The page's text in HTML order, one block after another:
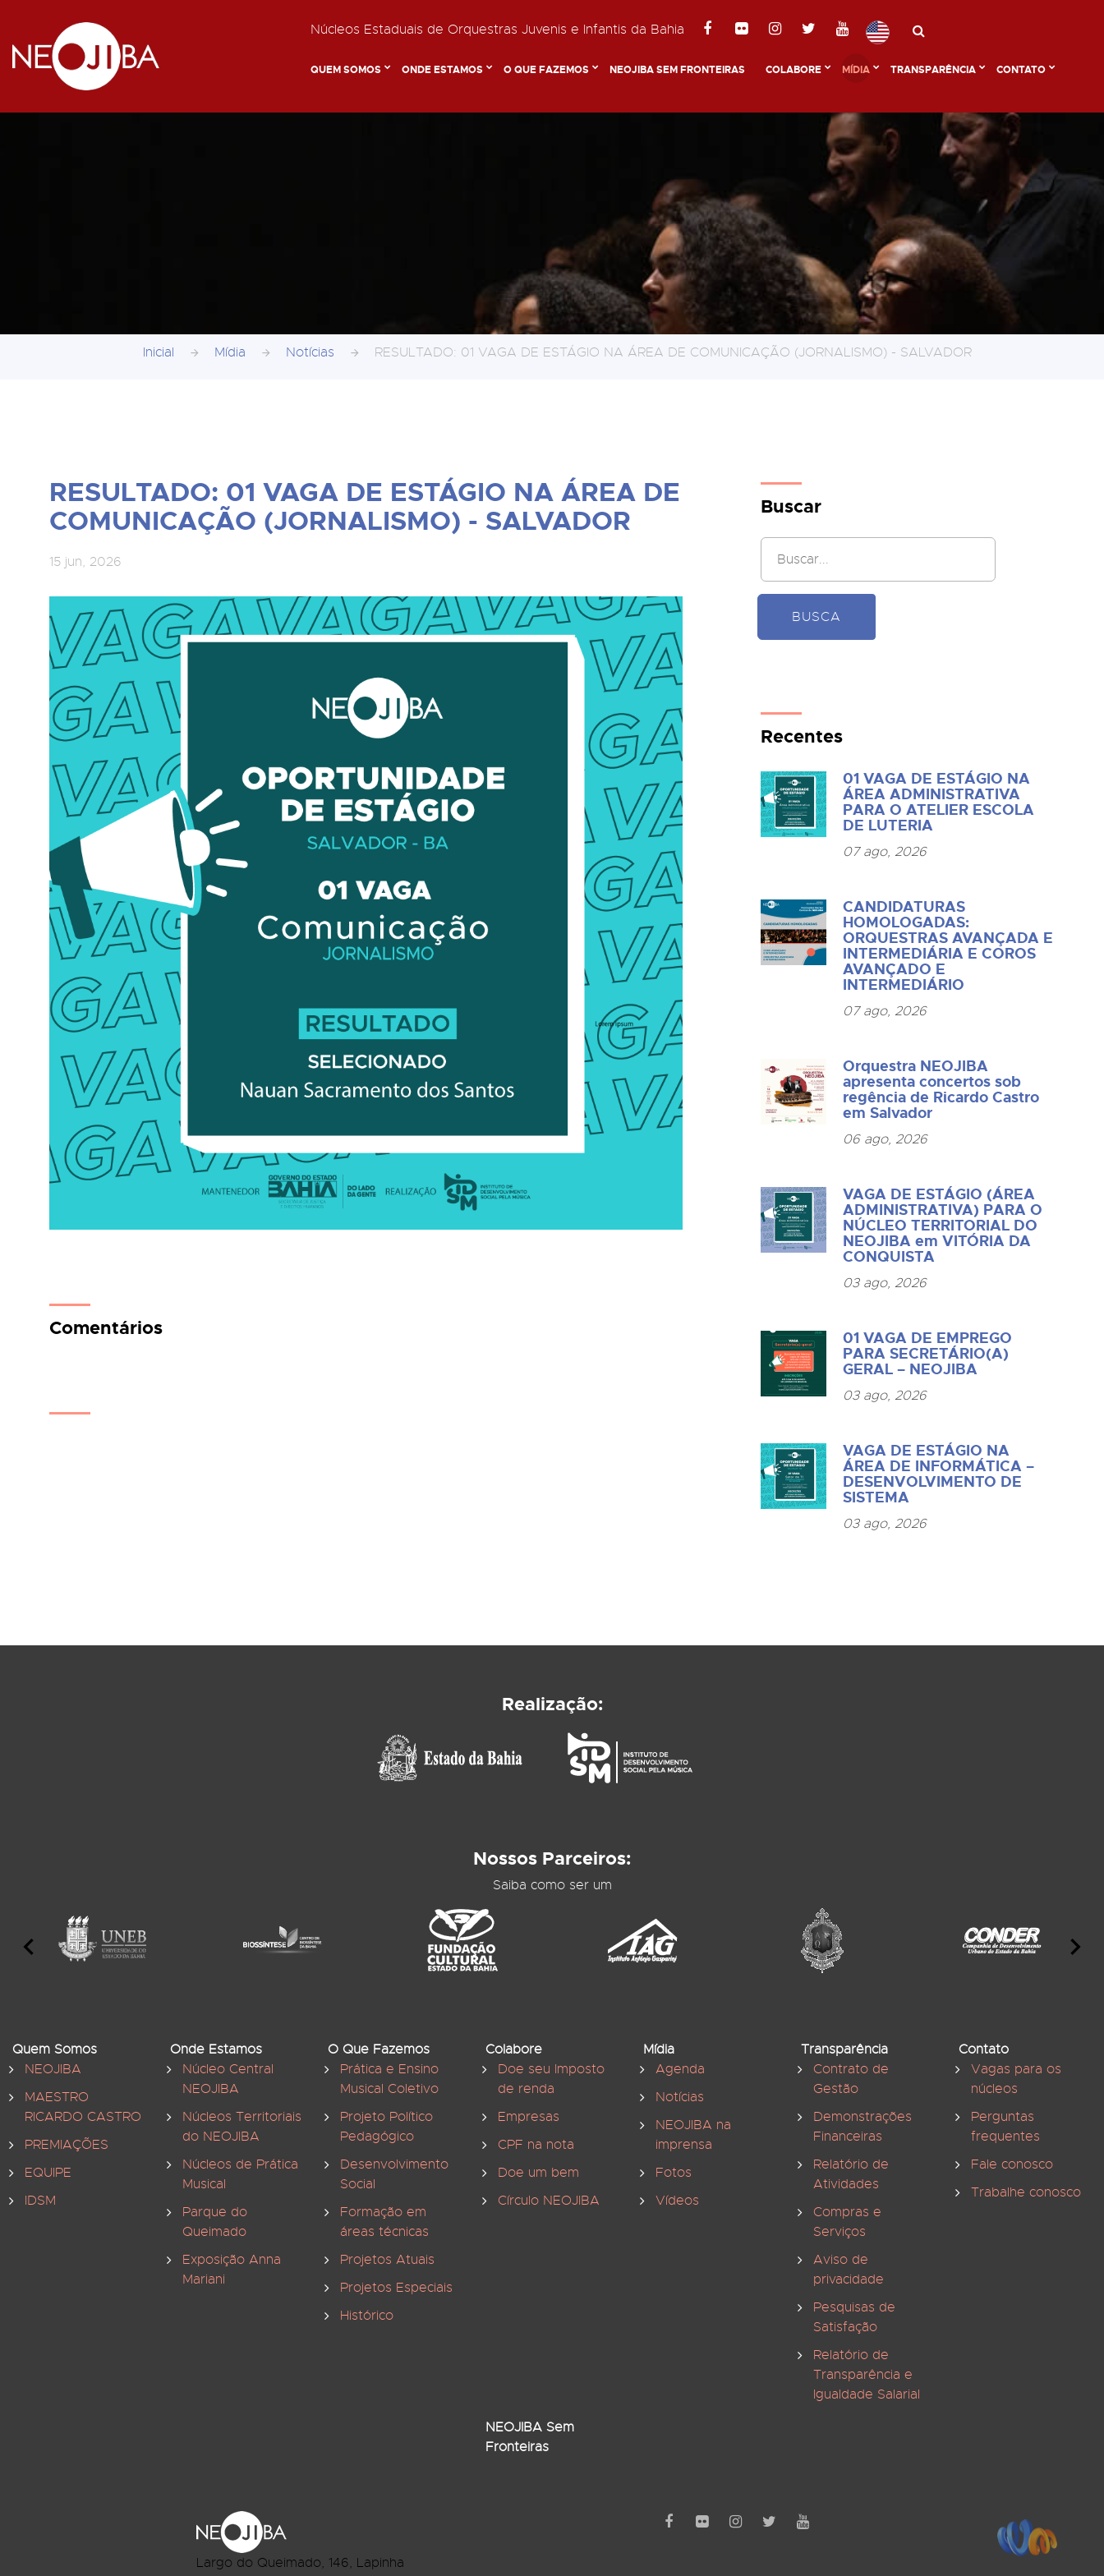
Núcleos Estaduais de Orquestras Juvenis e Infantis da Bahia
QUEM SOMOS ONDE ESTAMOS O QUE FAZEMOS NEOJIBA SEM FRONTEIRAS COLABORE MÍDIA TRANSPARÊNCIA CONTATO
Inicial Mídia Notícias RESULTADO: 01 VAGA DE ESTÁGIO NA ÁREA DE COMUNICAÇÃO (JORNALISMO) - SALVADOR
RESULTADO: 01 VAGA DE ESTÁGIO NA ÁREA DE
COMUNICAÇÃO (JORNALISMO) - SALVADOR
15 jun, 2026
Comentários
Buscar
BUSCA
Recentes
01 VAGA DE ESTÁGIO NA
ÁREA ADMINISTRATIVA
PARA O ATELIER ESCOLA
DE LUTERIA
07 ago, 2026
CANDIDATURAS
HOMOLOGADAS:
ORQUESTRAS AVANÇADA E
INTERMEDIÁRIA E COROS
AVANÇADO E
INTERMEDIÁRIO
07 ago, 2026
Orquestra NEOJIBA
apresenta concertos sob
regência de Ricardo Castro
em Salvador
06 ago, 2026
VAGA DE ESTÁGIO (ÁREA
ADMINISTRATIVA) PARA O
NÚCLEO TERRITORIAL DO
NEOJIBA em VITÓRIA DA
CONQUISTA
03 ago, 2026
01 VAGA DE EMPREGO
PARA SECRETÁRIO(A)
GERAL – NEOJIBA
03 ago, 2026
VAGA DE ESTÁGIO NA
ÁREA DE INFORMÁTICA –
DESENVOLVIMENTO DE
SISTEMA
03 ago, 2026
Realização:
Nossos Parceiros:
Saiba como ser um
Quem Somos
NEOJIBA
MAESTRO
RICARDO CASTRO
PREMIAÇÕES
EQUIPE
IDSM
Onde Estamos
Núcleo Central
NEOJIBA
Núcleos Territoriais
do NEOJIBA
Núcleos de Prática
Musical
Parque do
Queimado
Exposição Anna
Mariani
O Que Fazemos
Prática e Ensino
Musical Coletivo
Projeto Político
Pedagógico
Desenvolvimento
Social
Formação em
áreas técnicas
Projetos Atuais
Projetos Especiais
Histórico
Colabore
Doe seu Imposto
de renda
Empresas
CPF na nota
Doe um bem
Círculo NEOJIBA
Mídia
Agenda
Notícias
NEOJIBA na
imprensa
Fotos
Vídeos
Transparência
Contrato de
Gestão
Demonstrações
Financeiras
Relatório de
Atividades
Compras e
Serviços
Aviso de
privacidade
Pesquisas de
Satisfação
Relatório de
Transparência e
Igualdade Salarial
Contato
Vagas para os
núcleos
Perguntas
frequentes
Fale conosco
Trabalhe conosco
NEOJIBA Sem
Fronteiras
Largo do Queimado, 146, Lapinha